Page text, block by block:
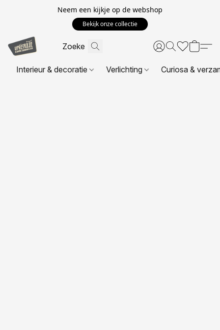
Neem een kijkje op de webshop
Bekijk onze collectie
Interieur & decoratie Verlichting Curiosa &